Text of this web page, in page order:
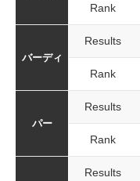
Rank
バーディ
Results
Rank
パー
Results
Rank
Results